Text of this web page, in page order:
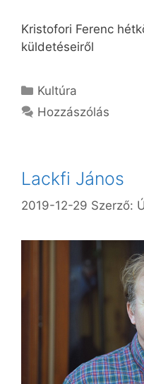
Kristofori Ferenc
küldetéseiről
Kategória
Kultúra
Hozzászólás
Lackfi János
2019-12-29 Szerző: